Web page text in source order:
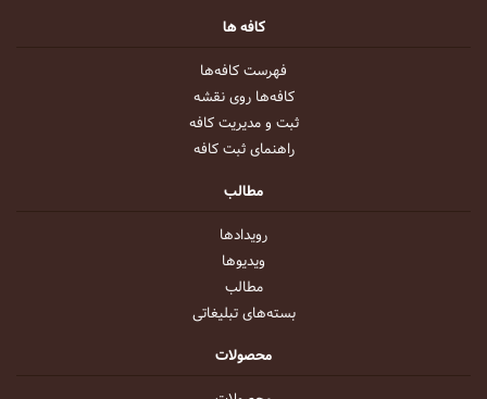
کافه ها
فهرست کافه‌ها
کافه‌ها روی نقشه
ثبت و مدیریت کافه
راهنمای ثبت کافه
مطالب
رویداد‌ها
ویدیو‌ها
مطالب
بسته‌های تبلیغاتی
محصولات